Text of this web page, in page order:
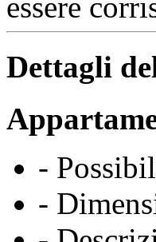
Dettagli
-
-